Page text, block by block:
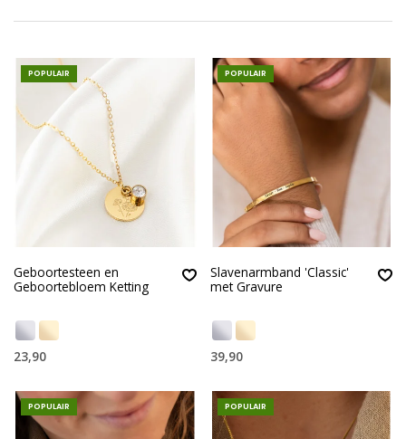
POPULAIR
Geboortesteen en
Geboortebloem Ketting
23,90
POPULAIR
Slavenarmband 'Classic'
met Gravure
39,90
POPULAIR POPULAIR